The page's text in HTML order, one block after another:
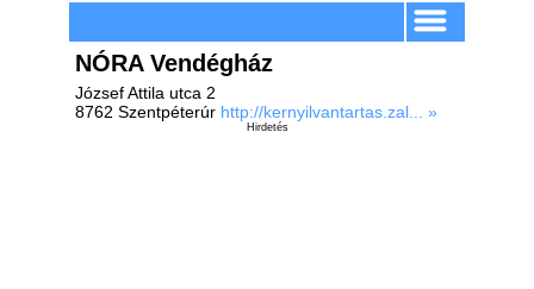
NÓRA Vendégház
József Attila utca 2
8762 Szentpéterúr http://kernyilvantartas.zal... »
Hirdetés